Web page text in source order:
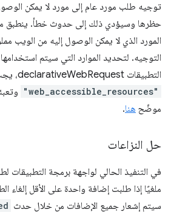
توجيه طلب مورد عام إلى مورد لا يمكن
حظرها وسيؤدي ذلك إلى حدوث خطأ. ينطبق ما
المورد الذي لا يمكن الوصول إليه من الويب
التوجيه. لتحديد الموارد التي سيتم
التطبيقات declarativeWebRequest، يجب تحديد مصفوفة
"web_accessible_resources"
موضّح هنا.
حل النزاعات
في التنفيذ الحالي لواجهة برمجة التطبيقات
ملغيًا إذا طلبت إضافة واحدة على الأقل إلغاء
سيتم إشعار جميع الإضافات من خلال حدث